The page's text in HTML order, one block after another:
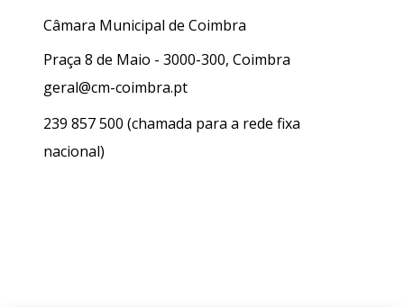
Câmara Municipal de Coimbra
Praça 8 de Maio - 3000-300, Coimbra
geral@cm-coimbra.pt
239 857 500 (chamada para a rede fixa
nacional)